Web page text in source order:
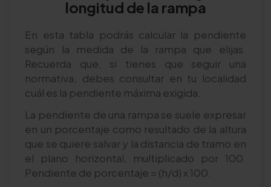
longitud de la rampa
En esta tabla podrás calcular la pendiente
según la medida de la rampa que elijas.
Recuerda que, si tienes que seguir una
normativa, debes consultar en tu localidad
cuál es la pendiente máxima exigida.
La pendiente de una rampa se suele expresar
en un porcentaje como resultado de la altura
que se quiere salvar y la distancia de tramo en
el plano horizontal, multiplicado por 100.
Pendiente de porcentaje = (h/d) x 100.